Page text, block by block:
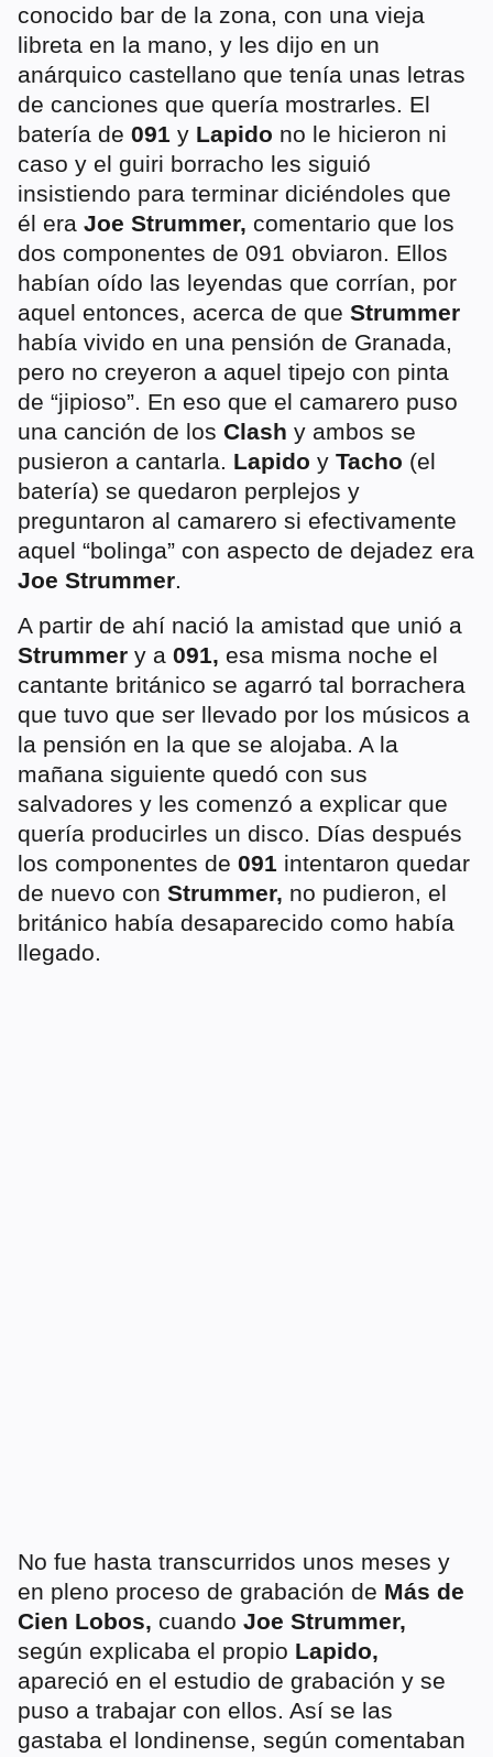
conocido bar de la zona, con una vieja
libreta en la mano, y les dijo en un
anárquico castellano que tenía unas letras
de canciones que quería mostrarles. El
batería de 091 y Lapido no le hicieron ni
caso y el guiri borracho les siguió
insistiendo para terminar diciéndoles que
él era Joe Strummer, comentario que los
dos componentes de 091 obviaron. Ellos
habían oído las leyendas que corrían, por
aquel entonces, acerca de que Strummer
había vivido en una pensión de Granada,
pero no creyeron a aquel tipejo con pinta
de “jipioso”. En eso que el camarero puso
una canción de los Clash y ambos se
pusieron a cantarla. Lapido y Tacho (el
batería) se quedaron perplejos y
preguntaron al camarero si efectivamente
aquel “bolinga” con aspecto de dejadez era
Joe Strummer.
A partir de ahí nació la amistad que unió a
Strummer y a 091, esa misma noche el
cantante británico se agarró tal borrachera
que tuvo que ser llevado por los músicos a
la pensión en la que se alojaba. A la
mañana siguiente quedó con sus
salvadores y les comenzó a explicar que
quería producirles un disco. Días después
los componentes de 091 intentaron quedar
de nuevo con Strummer, no pudieron, el
británico había desaparecido como había
llegado.
No fue hasta transcurridos unos meses y
en pleno proceso de grabación de Más de
Cien Lobos, cuando Joe Strummer,
según explicaba el propio Lapido,
apareció en el estudio de grabación y se
puso a trabajar con ellos. Así se las
gastaba el londinense, según comentaban